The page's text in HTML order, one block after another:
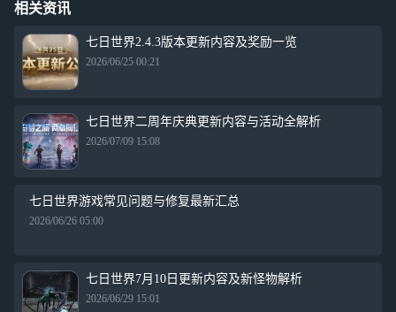
相关资讯
七日世界2.4.3版本更新内容及奖励一览
2026/06/25 00:21
七日世界二周年庆典更新内容与活动全解析
2026/07/09 15:08
七日世界游戏常见问题与修复最新汇总
2026/06/26 05:00
七日世界7月10日更新内容及新怪物解析
2026/06/29 15:01